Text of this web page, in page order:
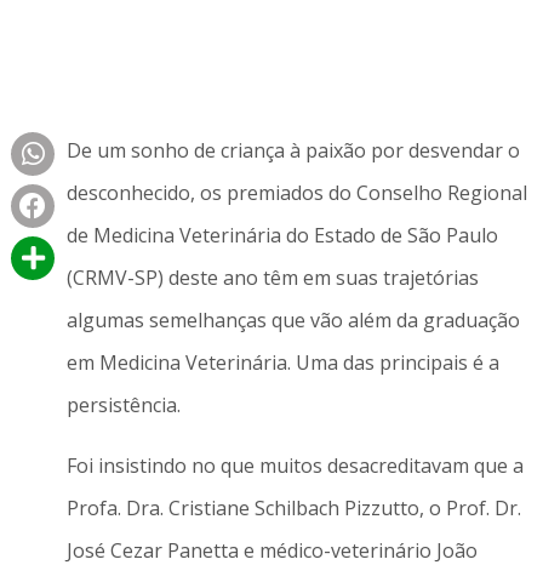
De um sonho de criança à paixão por desvendar o
desconhecido, os premiados do Conselho Regional
de Medicina Veterinária do Estado de São Paulo
(CRMV-SP) deste ano têm em suas trajetórias
algumas semelhanças que vão além da graduação
em Medicina Veterinária. Uma das principais é a
persistência.
Foi insistindo no que muitos desacreditavam que a
Profa. Dra. Cristiane Schilbach Pizzutto, o Prof. Dr.
José Cezar Panetta e médico-veterinário João